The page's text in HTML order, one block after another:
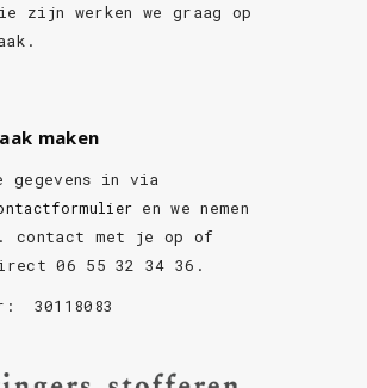
zijn werken we graag op
maken
gegevens in via
en we nemen
contact met je op of
06 55 32 34 36.
30118083